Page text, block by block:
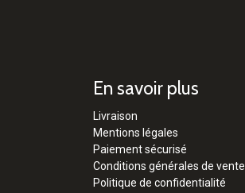
En savoir plus
Livraison
Mentions légales
Paiement sécurisé
Conditions générales de vente
Politique de confidentialité